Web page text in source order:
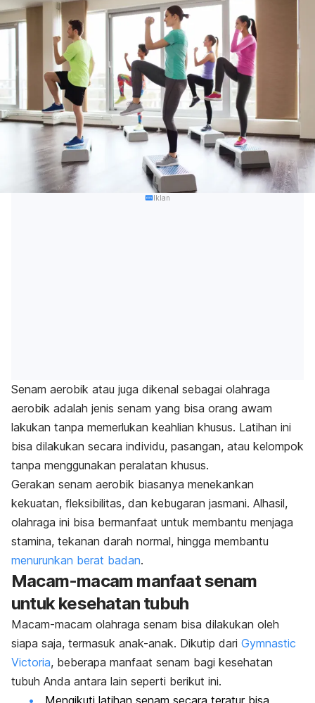
Iklan
Senam aerobik atau juga dikenal sebagai olahraga
aerobik adalah jenis senam yang bisa orang awam
lakukan tanpa memerlukan keahlian khusus. Latihan ini
bisa dilakukan secara individu, pasangan, atau kelompok
tanpa menggunakan peralatan khusus.
Gerakan senam aerobik biasanya menekankan
kekuatan, fleksibilitas, dan kebugaran jasmani. Alhasil,
olahraga ini bisa bermanfaat untuk membantu menjaga
stamina, tekanan darah normal, hingga membantu
menurunkan berat badan.
Macam-macam manfaat senam
untuk kesehatan tubuh
Macam-macam olahraga senam bisa dilakukan oleh
siapa saja, termasuk anak-anak. Dikutip dari Gymnastic
Victoria, beberapa manfaat senam bagi kesehatan
tubuh Anda antara lain seperti berikut ini.
Mengikuti latihan senam secara teratur bisa